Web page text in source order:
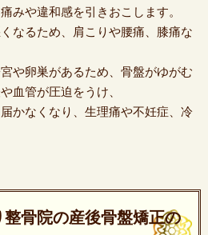
みや違和感を引きおこします。
なるため、肩こりや腰痛、膝痛な
や卵巣があるため、骨盤がゆがむ
血管が圧迫をうけ、
かなくなり、生理痛や不妊症、冷
骨院の産後骨盤矯正の